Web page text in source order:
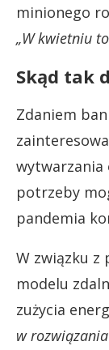
minionego
„W kwietniu to
Skąd tak
Zdaniem
wytwarzania
potrzeby
pandemia
W związku z
modelu
zużycia
w